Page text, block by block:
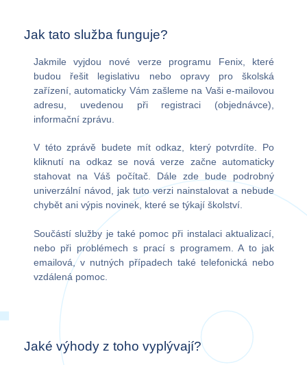
Jak tato služba funguje?
Jakmile vyjdou nové verze programu Fenix, které
budou řešit legislativu nebo opravy pro školská
zařízení, automaticky Vám zašleme na Vaši e-mailovou
adresu, uvedenou při registraci (objednávce),
informační zprávu.
V této zprávě budete mít odkaz, který potvrdíte. Po
kliknutí na odkaz se nová verze začne automaticky
stahovat na Váš počítač. Dále zde bude podrobný
univerzální návod, jak tuto verzi nainstalovat a nebude
chybět ani výpis novinek, které se týkají školství.
Součástí služby je také pomoc při instalaci aktualizací,
nebo při problémech s prací s programem. A to jak
emailová, v nutných případech také telefonická nebo
vzdálená pomoc.
Jaké výhody z toho vyplývají?